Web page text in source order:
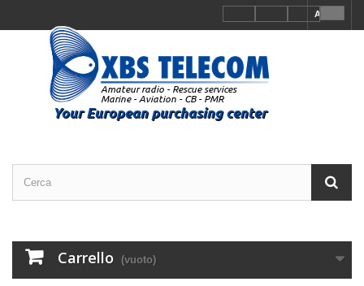
Accedi
Carrello (vuoto)